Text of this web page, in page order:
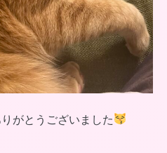
がとうございました